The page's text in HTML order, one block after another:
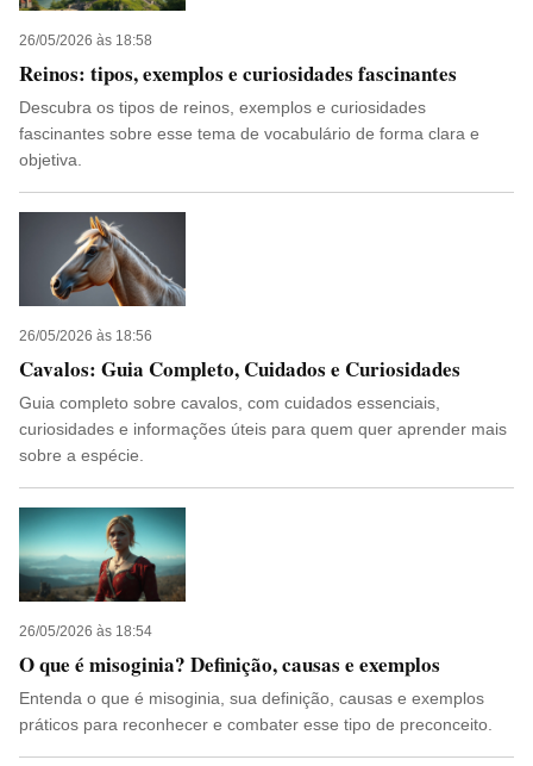
26/05/2026 às 18:58
Reinos: tipos, exemplos e curiosidades fascinantes
Descubra os tipos de reinos, exemplos e curiosidades
fascinantes sobre esse tema de vocabulário de forma clara e
objetiva.
26/05/2026 às 18:56
Cavalos: Guia Completo, Cuidados e Curiosidades
Guia completo sobre cavalos, com cuidados essenciais,
curiosidades e informações úteis para quem quer aprender mais
sobre a espécie.
26/05/2026 às 18:54
O que é misoginia? Definição, causas e exemplos
Entenda o que é misoginia, sua definição, causas e exemplos
práticos para reconhecer e combater esse tipo de preconceito.